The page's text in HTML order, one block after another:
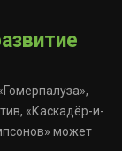
«Каскадёр-и-
может